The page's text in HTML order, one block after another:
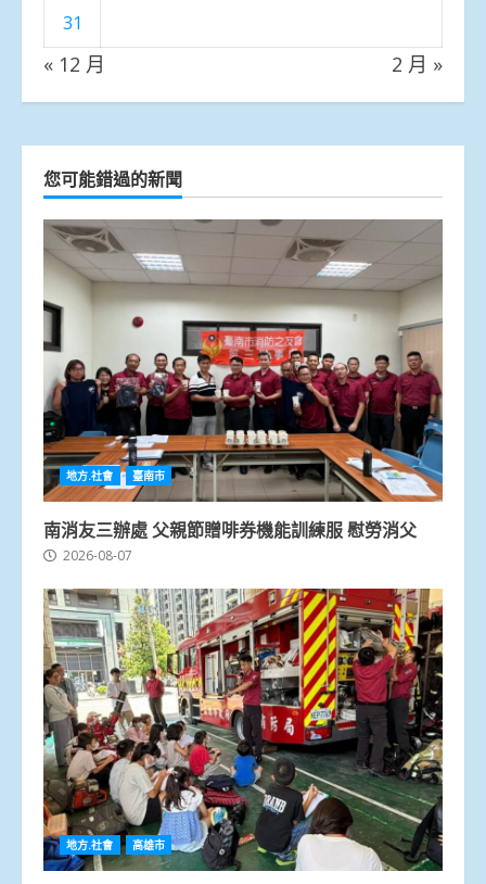
31
« 12 月 2 月 »
您可能錯過的新聞
地方.社會 臺南市
南消友三辦處 父親節贈啡券機能訓練服 慰勞消父
2026-08-07
地方.社會 高雄市